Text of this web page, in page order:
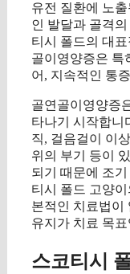
유전 질환에 노
인 발달과 골격
티시 폴드의 대
골이영양증은 특
어, 지속적인 통
골연골이영양증
타나기 시작합니
직, 걸음걸이 이
위의 부기 등이
되기 때문에 조
티시 폴드 고양
본적인 치료법이
유지가 치료 목
스코티시